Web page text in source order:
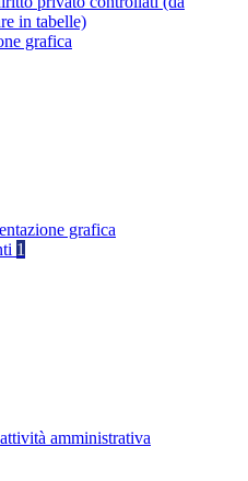
in tabelle)
grafica
grafica
1
amministrativa